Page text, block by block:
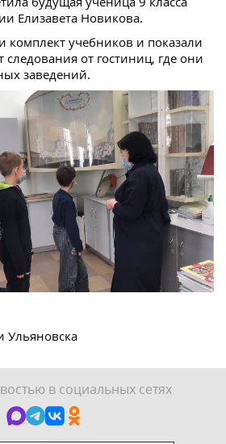
Елизавета Новикова.
комплект учебников и показали
от гостиниц, где они
заведений.
Ульяновска
в социальных сетях